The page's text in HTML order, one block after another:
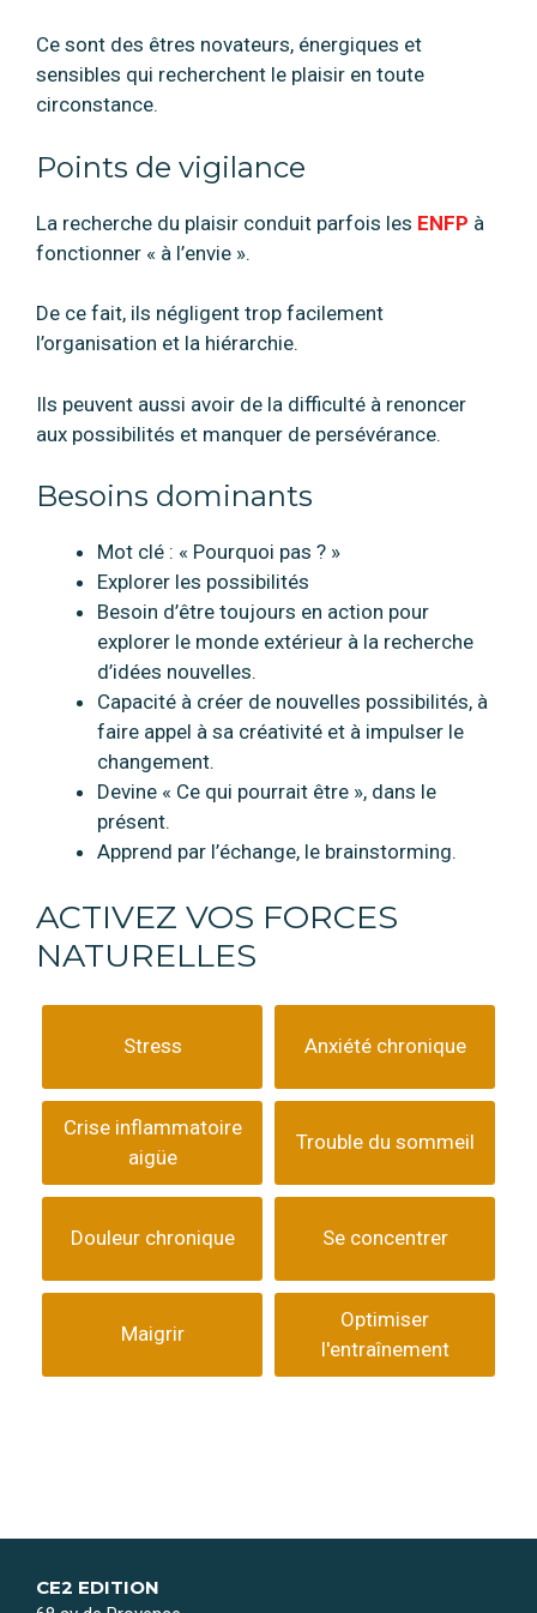
Ce sont des êtres novateurs, énergiques et
sensibles qui recherchent le plaisir en toute
circonstance.
Points de vigilance
La recherche du plaisir conduit parfois les ENFP à
fonctionner « à l’envie ».
De ce fait, ils négligent trop facilement
l’organisation et la hiérarchie.
Ils peuvent aussi avoir de la difficulté à renoncer
aux possibilités et manquer de persévérance.
Besoins dominants
Mot clé : « Pourquoi pas ? »
Explorer les possibilités
Besoin d’être toujours en action pour
explorer le monde extérieur à la recherche
d’idées nouvelles.
Capacité à créer de nouvelles possibilités, à
faire appel à sa créativité et à impulser le
changement.
Devine « Ce qui pourrait être », dans le
présent.
Apprend par l’échange, le brainstorming.
ACTIVEZ VOS FORCES
NATURELLES
Stress Anxiété chronique
Crise inflammatoire
aigüe
Trouble du sommeil
Douleur chronique Se concentrer
Maigrir
Optimiser
l'entraînement
CE2 EDITION